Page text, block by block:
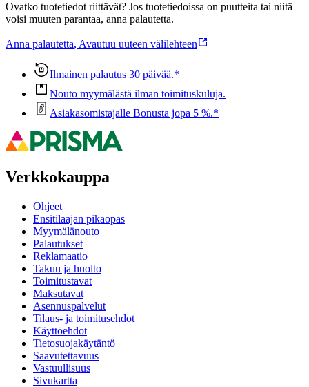
Ovatko tuotetiedot riittävät? Jos tuotetiedoissa on puutteita tai niitä
voisi muuten parantaa, anna palautetta.
Anna palautetta, Avautuu uuteen välilehteen
Ilmainen palautus 30 päivää.*
Nouto myymälästä ilman toimituskuluja.
Asiakasomistajalle Bonusta jopa 5 %.*
Verkkokauppa
Ohjeet
Ensitilaajan pikaopas
Myymälänouto
Palautukset
Reklamaatio
Takuu ja huolto
Toimitustavat
Maksutavat
Asennuspalvelut
Tilaus- ja toimitusehdot
Käyttöehdot
Tietosuojakäytäntö
Saavutettavuus
Vastuullisuus
Sivukartta